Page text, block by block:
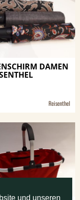
DAMEN
Reisenthel
und unseren